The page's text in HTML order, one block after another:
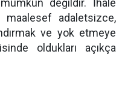
mümkün değildir. İhale
maalesef adaletsizce,
ve yok etmeye
oldukları açıkça